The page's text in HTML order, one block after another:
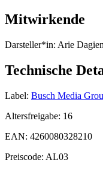
Mitwirkende
Darsteller*in: Arie
Technische
Label: Busch Media
Altersfreigabe: 16
EAN: 4260080328210
Preiscode: AL03